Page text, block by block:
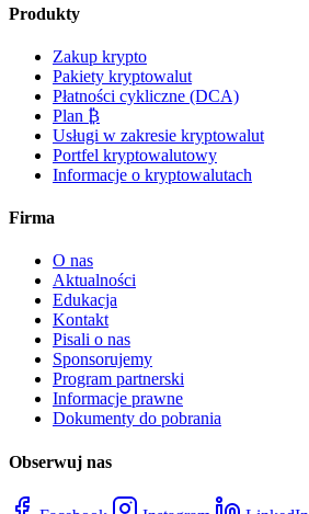
Produkty
Zakup krypto
Pakiety kryptowalut
Płatności cykliczne (DCA)
Plan ₿
Usługi w zakresie kryptowalut
Portfel kryptowalutowy
Informacje o kryptowalutach
Firma
O nas
Aktualności
Edukacja
Kontakt
Pisali o nas
Sponsorujemy
Program partnerski
Informacje prawne
Dokumenty do pobrania
Obserwuj nas